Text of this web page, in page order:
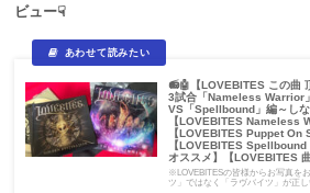
ビュー☟
📻🤖【LOVEBITES この曲
3試合「Nameless Warrior
VS「Spellbound」編～し
【LOVEBITES Nameless
【LOVEBITES Puppet On
【LOVEBITES
オススメ】【LOVEBITES
※LOVEBITESの皆様からお写真を
ツ」ではなく「ラヴバイツ」が正